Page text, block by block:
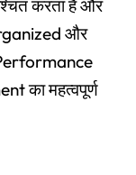
करता है और
और
का महत्वपूर्ण